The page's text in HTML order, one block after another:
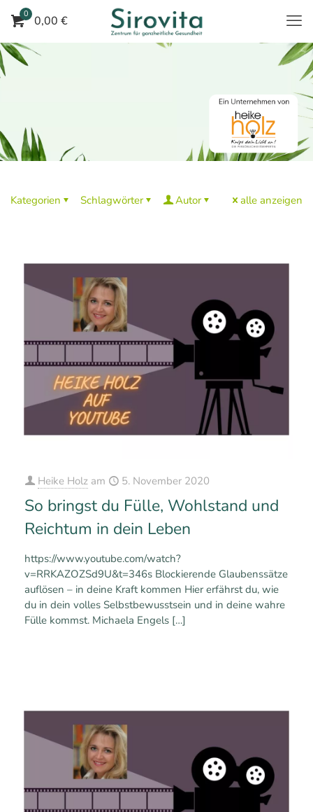
0 0,00 €
Kategorien Schlagwörter Autor alle anzeigen
Heike Holz am 5. November 2020
So bringst du Fülle, Wohlstand und
Reichtum in dein Leben
https://www.youtube.com/watch?
v=RRKAZOZSd9U&t=346s Blockierende Glaubenssätze
auflösen – in deine Kraft kommen Hier erfährst du, wie
du in dein volles Selbstbewusstsein und in deine wahre
Fülle kommst. Michaela Engels […]